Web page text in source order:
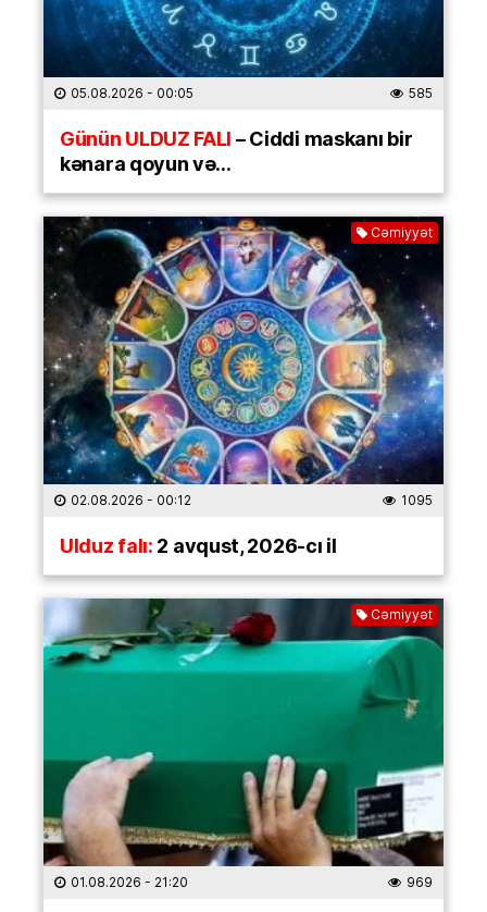
05.08.2026 - 00:05 585
Günün ULDUZ FALI– Ciddi maskanı bir
kənara qoyun və…
Cəmiyyət
02.08.2026 - 00:12 1095
Ulduz falı:2 avqust, 2026-cı il
Cəmiyyət
01.08.2026 - 21:20 969